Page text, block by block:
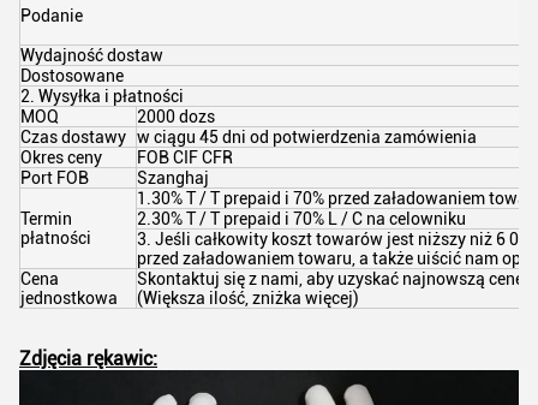
Podanie
Wydajność dostaw
Dostosowane
2. Wysyłka i płatności
MOQ
2000 dozs
Czas dostawy w ciągu 45 dni od potwierdzenia zamówienia
Okres ceny
FOB CIF CFR
Port FOB
Szanghaj
Termin
płatności
1.30% T / T prepaid i 70% przed załadowaniem
2.30% T / T prepaid i 70% L / C na celowniku
3. Jeśli całkowity koszt towarów jest niższy niż 6
przed załadowaniem towaru, a także uiścić nam
Cena
jednostkowa
Skontaktuj się z nami, aby uzyskać najnowszą cenę
(Większa ilość, zniżka więcej)
Zdjęcia rękawic: